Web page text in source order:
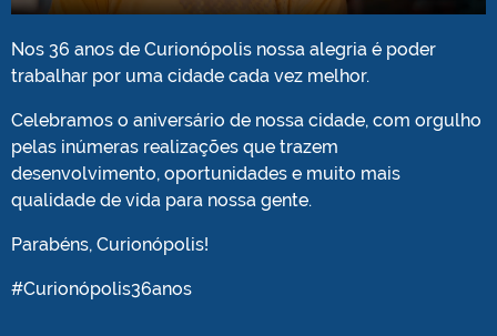
Play Mute Settings
PIP
Nos 36 anos de Curionópolis nossa alegria é poder
trabalhar por uma cidade cada vez melhor.
Celebramos o aniversário de nossa cidade, com orgulho
pelas inúmeras realizações que trazem
desenvolvimento, oportunidades e muito mais
qualidade de vida para nossa gente.
Parabéns, Curionópolis!
#Curionópolis36anos